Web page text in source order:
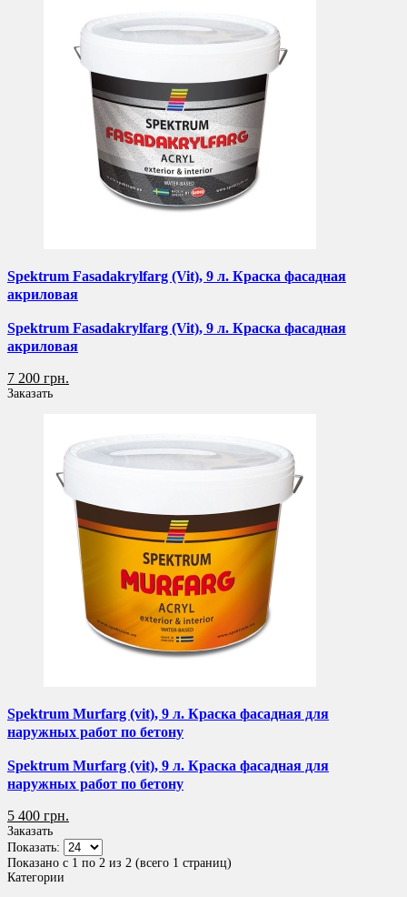
Spektrum Fasadakrylfarg (Vit), 9 л. Краска фасадная
акриловая
Spektrum Fasadakrylfarg (Vit), 9 л. Краска фасадная
акриловая
7 200 грн.
Заказать
Spektrum Murfarg (vit), 9 л. Краска фасадная для
наружных работ по бетону
Spektrum Murfarg (vit), 9 л. Краска фасадная для
наружных работ по бетону
5 400 грн.
Заказать
Показать:
Показано с 1 по 2 из 2 (всего 1 страниц)
Категории